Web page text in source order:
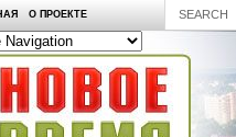
О ПРОЕКТЕ